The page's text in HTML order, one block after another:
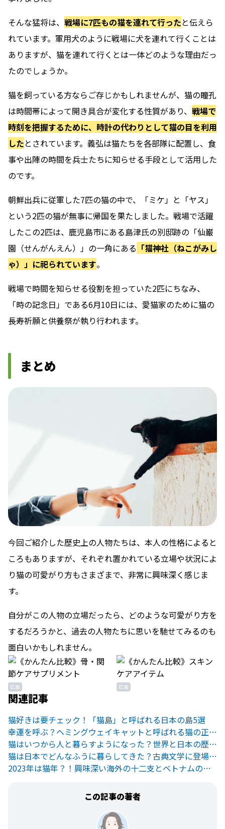
そんな猛将は、 戦場に7匹もの猫を連れて行ったと伝えら
れています。軍用犬のように戦場に犬を連れて行くことは
ありますが、猫を連れて行くとは一体どのような理由だっ
たのでしょうか。
猫を飼っている方ならご存じかもしれませんが、猫の瞳孔
は時間帯によって開き具合が変化する性質があり、 戦場で
時刻を把握するために、時計の代わりとして猫の目を利用
したとされています。義弘は猫たちを各部隊に配置し、食
事や出陣の時間を兵士たちに知らせる手段として活用した
のです。
朝鮮出兵に従軍した7匹の猫の中で、「ミケ」と「ヤス」
という2匹の猫が無事に帰国を果たしました。戦場で活躍
したこの2匹は、鹿児島市にある島津氏の別邸跡の「仙巌
園（せんがんえん）」の一角にある 「猫神社（ねこがみし
ゃ）」に祀られています。
戦場で時間を知らせる役割を担っていた2匹にちなみ、
「時の記念日」である6月10日には、愛猫家のために猫の
長寿祈願と供養祭が執り行われます。
まとめ
今回ご紹介した歴史上の人物たちは、本人の性格によると
ころもありますが、それぞれ置かれている立場や状況によ
り猫の可愛がり方もさまざまで、非常に興味深く感じま
す。
自分がこの人物の立場だったら、どのような可愛がり方を
するだろうかと、過去の人物たちに思いを馳せてみるのも
面白いかもしれません。
広告 広告
関連記事
猫好きは要チェック！「猫島」と呼ばれる日本の島5選
幸運を呼ぶ？ヘミングウェイキャットと呼ばれる猫の正体とは
猫はいつから人と暮らすようになった？世界と日本の歴史を解説
猫は日本でどんなふうに暮らしてきた？古典文学に登場する猫たち
2023年は猫年？！興味深い海外の十二支とベトナムの猫グッズ
この記事の著者